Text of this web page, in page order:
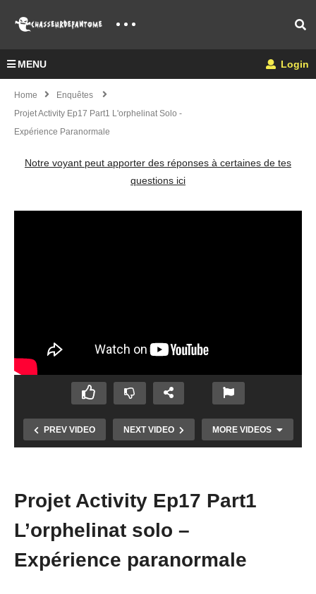
MENU Login
Home
Enquêtes
Projet Activity Ep17 Part1 L'orphelinat Solo -
Expérience Paranormale
Notre voyant peut apporter des réponses à certaines de tes
questions ici
PREV VIDEO NEXT VIDEO MORE VIDEOS
Projet Activity Ep17 Part1
L’orphelinat solo –
Expérience paranormale